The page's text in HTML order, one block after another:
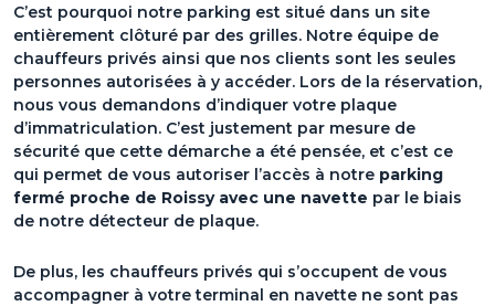
C’est pourquoi notre parking est situé dans un site
entièrement clôturé par des grilles. Notre équipe de
chauffeurs privés ainsi que nos clients sont les seules
personnes autorisées à y accéder. Lors de la réservation,
nous vous demandons d’indiquer votre plaque
d’immatriculation. C’est justement par mesure de
sécurité que cette démarche a été pensée, et c’est ce
qui permet de vous autoriser l’accès à notre parking
fermé proche de Roissy avec une navette par le biais
de notre détecteur de plaque.
De plus, les chauffeurs privés qui s’occupent de vous
accompagner à votre terminal en navette ne sont pas